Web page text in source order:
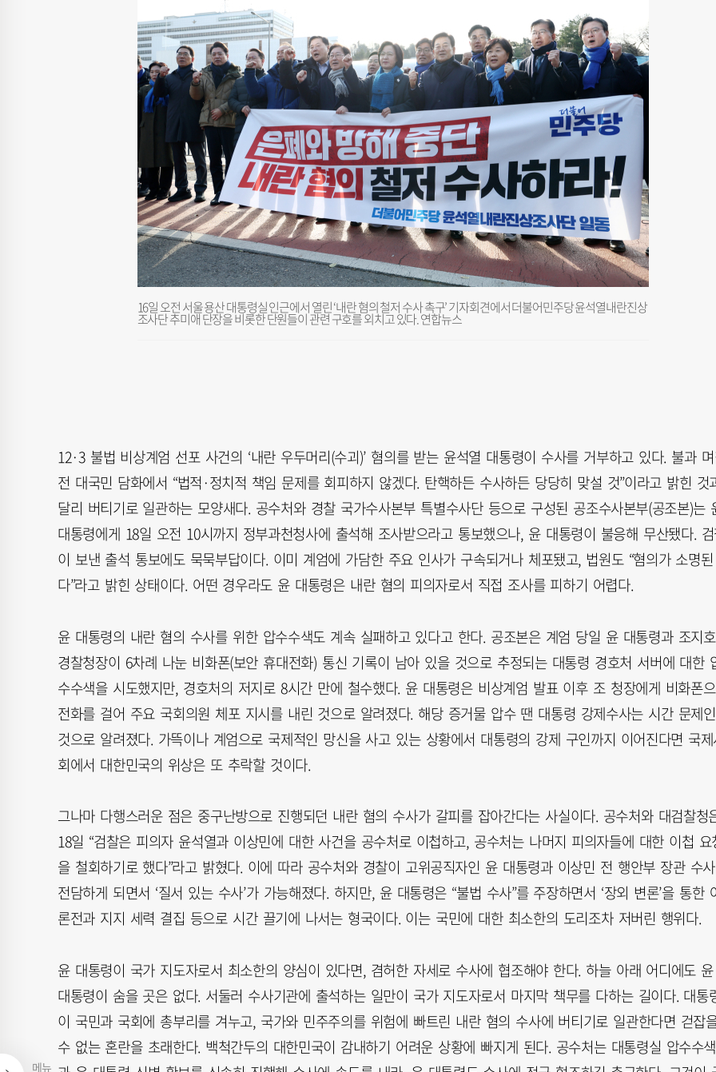
메뉴
16일 오전 서울 용산 대통령실 인근에서 열린 ‘내란 혐의 철저 수사 촉구’ 기자회견에서 더불어민주당 윤석열내란진상
조사단 추미애 단장을 비롯한 단원들이 관련 구호를 외치고 있다. 연합뉴스
12·3 불법 비상계엄 선포 사건의 ‘내란 우두머리(수괴)’ 혐의를 받는 윤석열 대통령이 수사를 거부하고 있다. 불과
전 대국민 담화에서 “법적·정치적 책임 문제를 회피하지 않겠다. 탄핵하든 수사하든 당당히 맞설 것”이라고 밝힌 것
달리 버티기로 일관하는 모양새다. 공수처와 경찰 국가수사본부 특별수사단 등으로 구성된 공조수사본부(공조본)는
대통령에게 18일 오전 10시까지 정부과천청사에 출석해 조사받으라고 통보했으나, 윤 대통령이 불응해 무산됐다.
이 보낸 출석 통보에도 묵묵부답이다. 이미 계엄에 가담한 주요 인사가 구속되거나 체포됐고, 법원도 “혐의가 소명된
다”라고 밝힌 상태이다. 어떤 경우라도 윤 대통령은 내란 혐의 피의자로서 직접 조사를 피하기 어렵다.
윤 대통령의 내란 혐의 수사를 위한 압수수색도 계속 실패하고 있다고 한다. 공조본은 계엄 당일 윤 대통령과 조지호
경찰청장이 6차례 나눈 비화폰(보안 휴대전화) 통신 기록이 남아 있을 것으로 추정되는 대통령 경호처 서버에 대한
수수색을 시도했지만, 경호처의 저지로 8시간 만에 철수했다. 윤 대통령은 비상계엄 발표 이후 조 청장에게 비화폰
전화를 걸어 주요 국회의원 체포 지시를 내린 것으로 알려졌다. 해당 증거물 압수 땐 대통령 강제수사는 시간 문제인
것으로 알려졌다. 가뜩이나 계엄으로 국제적인 망신을 사고 있는 상황에서 대통령의 강제 구인까지 이어진다면 국
회에서 대한민국의 위상은 또 추락할 것이다.
그나마 다행스러운 점은 중구난방으로 진행되던 내란 혐의 수사가 갈피를 잡아간다는 사실이다. 공수처와 대검찰청
18일 “검찰은 피의자 윤석열과 이상민에 대한 사건을 공수처로 이첩하고, 공수처는 나머지 피의자들에 대한 이첩 요
을 철회하기로 했다”라고 밝혔다. 이에 따라 공수처와 경찰이 고위공직자인 윤 대통령과 이상민 전 행안부 장관 수
전담하게 되면서 ‘질서 있는 수사’가 가능해졌다. 하지만, 윤 대통령은 “불법 수사”를 주장하면서 ‘장외 변론’을 통한
론전과 지지 세력 결집 등으로 시간 끌기에 나서는 형국이다. 이는 국민에 대한 최소한의 도리조차 저버린 행위다.
윤 대통령이 국가 지도자로서 최소한의 양심이 있다면, 겸허한 자세로 수사에 협조해야 한다. 하늘 아래 어디에도 윤
대통령이 숨을 곳은 없다. 서둘러 수사기관에 출석하는 일만이 국가 지도자로서 마지막 책무를 다하는 길이다. 대통
이 국민과 국회에 총부리를 겨누고, 국가와 민주주의를 위험에 빠트린 내란 혐의 수사에 버티기로 일관한다면 걷잡
수 없는 혼란을 초래한다. 백척간두의 대한민국이 감내하기 어려운 상황에 빠지게 된다. 공수처는 대통령실 압수수색